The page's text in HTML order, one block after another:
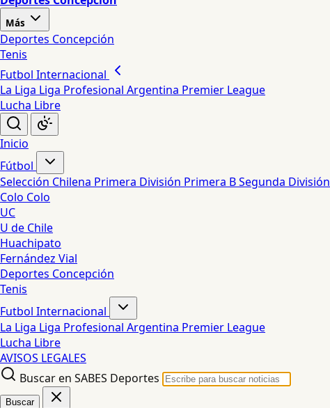
Más
Deportes Concepción
Tenis
Futbol Internacional
La Liga Liga Profesional Argentina Premier League
Lucha Libre
Inicio
Fútbol
Selección Chilena Primera División Primera BSegunda División
Colo Colo
UC
U de Chile
Huachipato
Fernández Vial
Deportes Concepción
Tenis
Futbol Internacional
La Liga Liga Profesional Argentina Premier League
Lucha Libre
AVISOS LEGALES
Buscar en SABES Deportes
Buscar